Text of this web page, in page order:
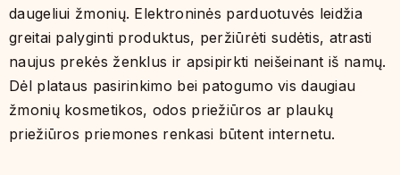
daugeliui žmonių. Elektroninės parduotuvės leidžia
greitai palyginti produktus, peržiūrėti sudėtis, atrasti
naujus prekės ženklus ir apsipirkti neišeinant iš namų.
Dėl plataus pasirinkimo bei patogumo vis daugiau
žmonių kosmetikos, odos priežiūros ar plaukų
priežiūros priemones renkasi būtent internetu.